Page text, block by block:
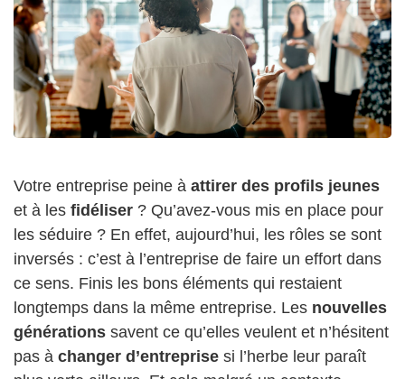
Votre entreprise peine à attirer des profils jeunes
et à les fidéliser ? Qu’avez-vous mis en place pour
les séduire ? En effet, aujourd’hui, les rôles se sont
inversés : c’est à l’entreprise de faire un effort dans
ce sens. Finis les bons éléments qui restaient
longtemps dans la même entreprise. Les nouvelles
générations savent ce qu’elles veulent et n’hésitent
pas à changer d’entreprise si l’herbe leur paraît